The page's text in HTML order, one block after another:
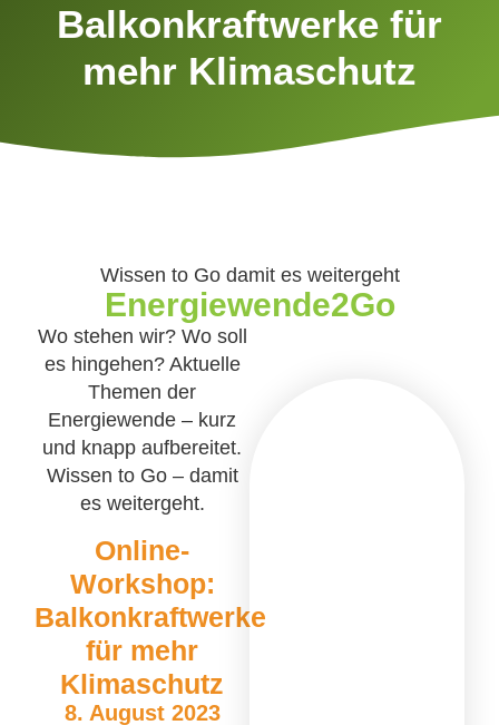
Balkonkraftwerke für
mehr Klimaschutz
Wissen to Go damit es weitergeht
Energiewende2Go
Wo stehen wir? Wo soll
es hingehen? Aktuelle
Themen der
Energiewende – kurz
und knapp aufbereitet.
Wissen to Go – damit
es weitergeht.
Online-
Workshop:
Balkonkraftwerke
für mehr
Klimaschutz
8. August 2023